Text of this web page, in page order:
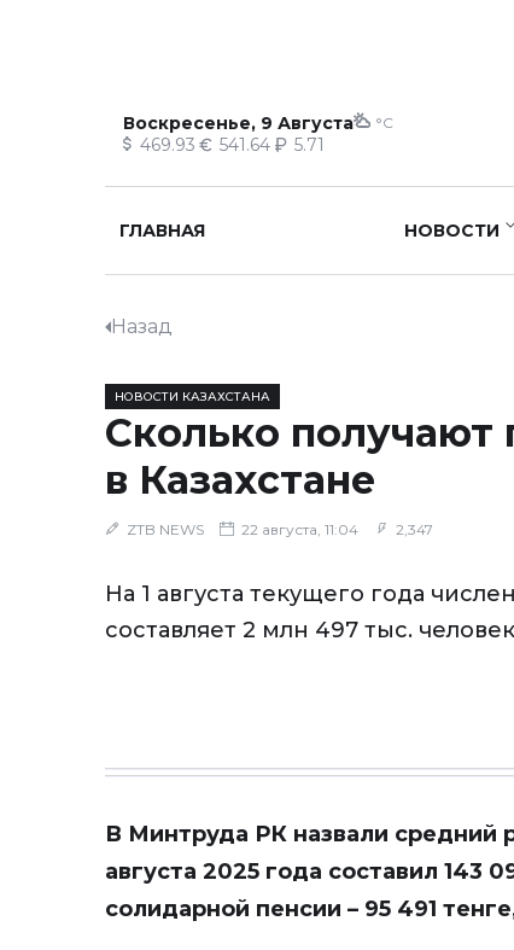
Воскресенье, 9 Августа °C
469.93 541.64 5.71
ГЛАВНАЯ НОВОСТИ
Назад
НОВОСТИ КАЗАХСТАНА
Сколько получают
в Казахстане
ZTB NEWS 22 августа, 11:04 2,347
На 1 августа текущего года
составляет 2 млн 497 тыс.
В Минтруда РК назвали средний
августа 2025 года составил 143
солидарной пенсии – 95 491